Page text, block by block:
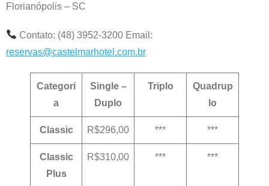
Florianópolis – SC
Contato: (48) 3952-3200 Email:
reservas@castelmarhotel.com.br
Categori
a
Single –
Duplo
Triplo
Quadrup
lo
Classic R$296,00 *** ***
Classic
Plus
R$310,00 *** ***